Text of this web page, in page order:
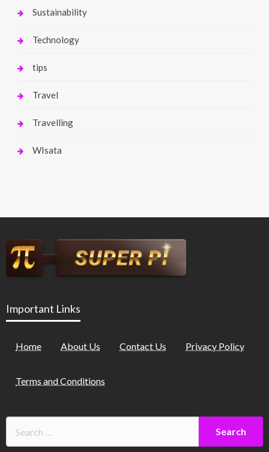
Sustainability
Technology
tips
Travel
Travelling
WIsata
Important Links
Home About Us Contact Us Privacy Policy
Terms and Conditions